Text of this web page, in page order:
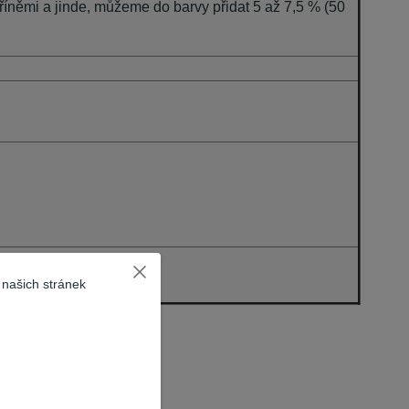
a jinde, můžeme do barvy přidat 5 až 7,5 % (50
stránek